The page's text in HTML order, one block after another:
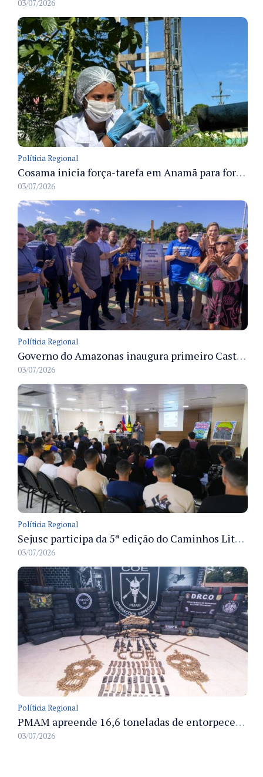
03/07/2026
Políticia Regional
Cosama inicia força-tarefa em Anamã para fortalecer abastecimento de água e segurança hídrica da população
03/07/2026
Políticia Regional
Governo do Amazonas inaugura primeiro Castramóvel Fluvial para atendimento veterinário às comunidades ribeirinhas e castração gratuita
03/07/2026
Políticia Regional
Sejusc participa da 5ª edição do Caminhos Literários com foco na cultura hip-hop nas unidades socioeducativas
03/07/2026
Políticia Regional
PMAM apreende 16,6 toneladas de entorpecentes e registra aumento nas prisões em flagrante e nas capturas de foragidos no primeiro semestre de 2026
03/07/2026